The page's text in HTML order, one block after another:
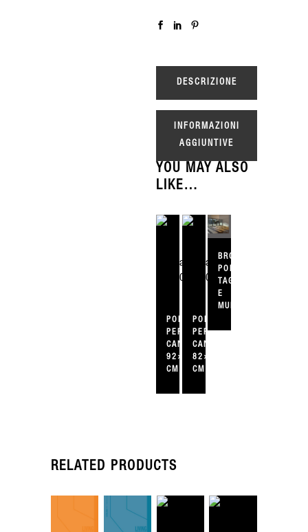
DESCRIZIONE
INFORMAZIONI
AGGIUNTIVE
YOU MAY ALSO
LIKE…
PORTA
PER
CANTINA
92×200
CM
PORTA
PER
CANTINA
82×200
CM
BROCHURE
PORTE
TAGLIAFUOCO
E
MULTIUSO
RELATED PRODUCTS